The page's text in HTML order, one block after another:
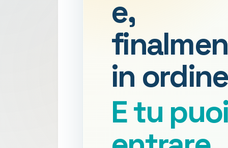
e,
in
E tu puoi